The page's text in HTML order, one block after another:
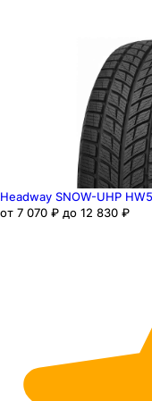
Headway SNOW-UHP
от 7 070 ₽ до 12 830 ₽